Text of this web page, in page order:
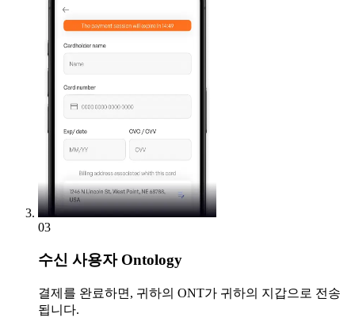
03
수신 사용자 Ontology
결제를 완료하면, 귀하의 ONT가 귀하의 지갑으로 전송
됩니다.